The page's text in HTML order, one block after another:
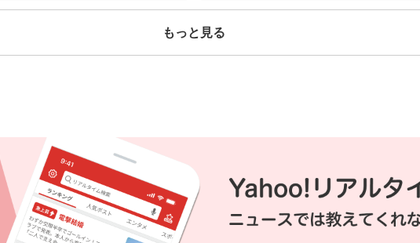
ね
数
ス
ね
もっと見る